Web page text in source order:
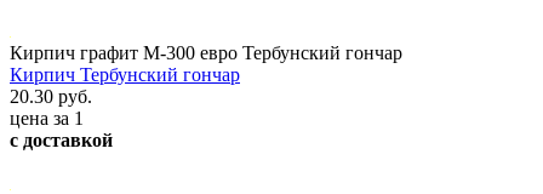
Кирпич графит М-300 евро Тербунский гончар
Кирпич Тербунский гончар
20.30 руб.
цена за 1
с доставкой